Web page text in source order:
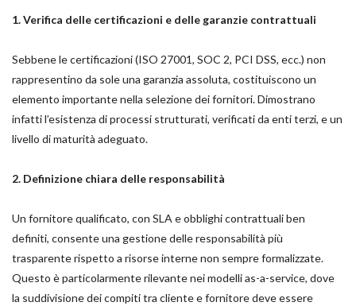
1. Verifica delle certificazioni e delle garanzie contrattuali
Sebbene le certificazioni (ISO 27001, SOC 2, PCI DSS, ecc.) non
rappresentino da sole una garanzia assoluta, costituiscono un
elemento importante nella selezione dei fornitori. Dimostrano
infatti l’esistenza di processi strutturati, verificati da enti terzi, e un
livello di maturità adeguato.
2. Definizione chiara delle responsabilità
Un fornitore qualificato, con SLA e obblighi contrattuali ben
definiti, consente una gestione delle responsabilità più
trasparente rispetto a risorse interne non sempre formalizzate.
Questo è particolarmente rilevante nei modelli as-a-service, dove
la suddivisione dei compiti tra cliente e fornitore deve essere